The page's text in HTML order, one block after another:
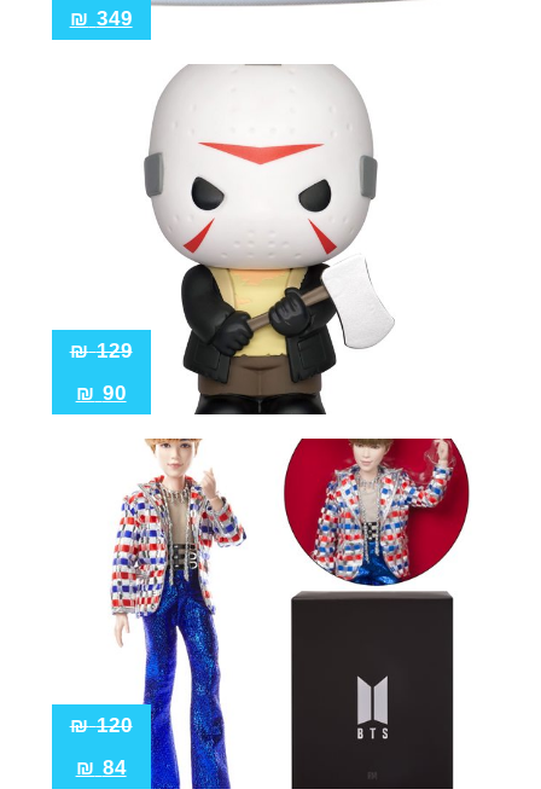
349
₪
129
₪
90
₪
120
₪
84
₪